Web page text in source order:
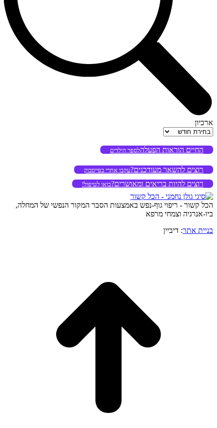
ארכיון
ארכיון
החיים הוראות הפעלהלספר הילדים
רוצים להשאר מעודכנים?עקבו אחרי בפייסבוק
רוצים להיות בריאים ומאושרים?בואו לטיפול!
הכל קשור - ריפוי גוף-נפש באמצעות הסבר המקור הנפשי של המחלה,
ביו-אנרגיה וצמחי מרפא
בניית אתר: דיביין